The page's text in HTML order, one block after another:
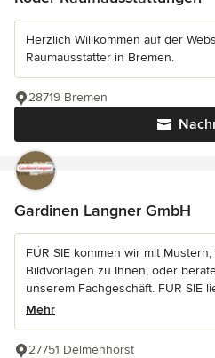
Herzlich Willkommen auf der
Raumausstatter in Bremen.
28719 Bremen
Gardinen Langner GmbH
FÜR SIE kommen wir mit
Bildvorlagen zu Ihnen, oder
unserem Fachgeschäft. FÜR SIE
Mehr
27751 Delmenhorst